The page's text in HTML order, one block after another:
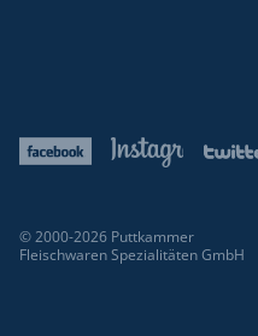
© 2000-2026 Puttkammer
Fleischwaren Spezialitäten GmbH